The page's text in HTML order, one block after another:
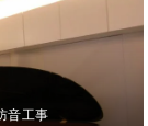
音工事